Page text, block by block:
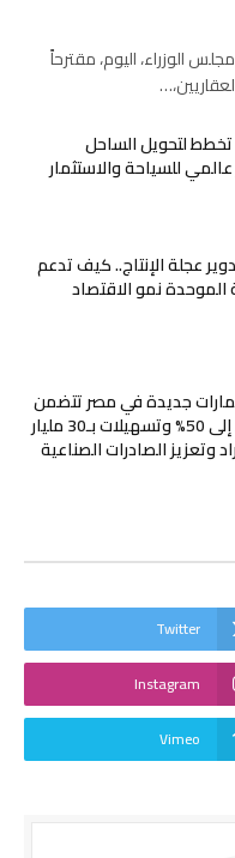
الوزراء، اليوم، مقترحاً
لتحويل الساحل
للسياحة والاستثمار
عجلة الإنتاج.. كيف تدعم
نمو الاقتصاد
جديدة في مصر تتضمن
خصماً ضريبياً يصل إلى 50% وتسهيلات بـ30 مليار
وتعزيز الصادرات الصناعية
Twitter
Instagram
Vimeo